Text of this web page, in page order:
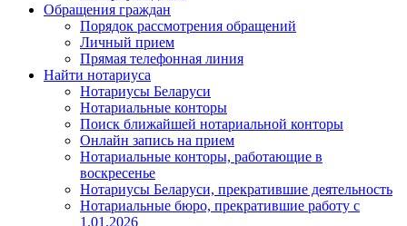
Обращения граждан
Порядок рассмотрения обращений
Личный прием
Прямая телефонная линия
Найти нотариуса
Нотариусы Беларуси
Нотариальные конторы
Поиск ближайшей нотариальной конторы
Онлайн запись на прием
Нотариальные конторы, работающие в
воскресенье
Нотариусы Беларуси, прекратившие деятельность
Нотариальные бюро, прекратившие работу с
1.01.2026